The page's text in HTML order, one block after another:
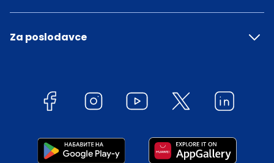
Za poslodavce